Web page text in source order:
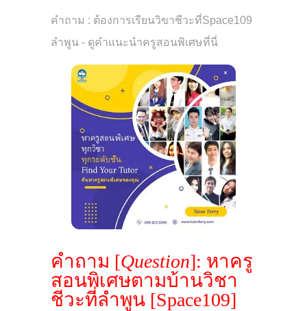
คำถาม : ต้องการเรียนวิขาชีวะที่Space109
ลำพูน - ดูคำแนะนำครูสอนพิเศษที่นี่
คำถาม [Question]: หาครู
สอนพิเศษตามบ้านวิชา
ชีวะที่ลำพูน [Space109]